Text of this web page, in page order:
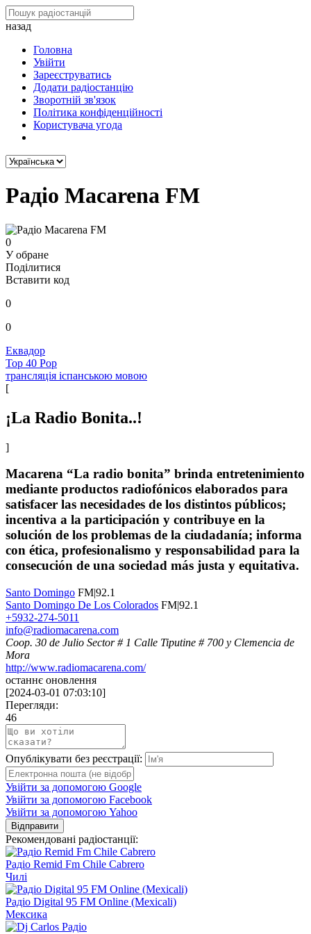
назад
Головна
Увійти
Зареєструватись
Додати радіостанцію
Зворотній зв'язок
Політика конфіденційності
Користувача угода
Радіо Macarena FM
0
У обране
Поділитися
Вставити код
0
0
Еквадор
Top 40 Pop
трансляція іспанською мовою
[
¡La Radio Bonita..!
]
Macarena “La radio bonita” brinda entretenimiento
mediante productos radiofónicos elaborados para
satisfacer las necesidades de los distintos públicos;
incentiva a la participación y contribuye en la
solución de los problemas de la ciudadanía; informa
con ética, profesionalismo y responsabilidad para la
consecución de una sociedad más justa y equitativa.
Santo Domingo FM|92.1
Santo Domingo De Los Colorados FM|92.1
+5932-274-5011
info@radiomacarena.com
Coop. 30 de Julio Sector # 1 Calle Tiputine # 700 y Clemencia de
Mora
http://www.radiomacarena.com/
останнє оновлення
[2024-03-01 07:03:10]
Перегляди:
46
Опублікувати без реєстрації:
Увійти за допомогою Google
Увійти за допомогою Facebook
Увійти за допомогою Yahoo
Відправити
Рекомендовані радіостанції:
Радіо Remid Fm Chile Cabrero
Чилі
Радіо Digital 95 FM Online (Mexicali)
Мексика